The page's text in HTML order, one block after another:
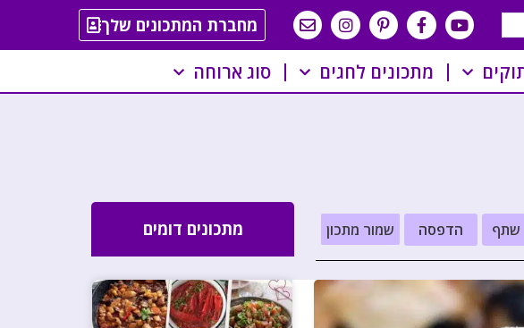
מחברת המתכונים שלך
מתכונים לחגים סוג ארוחה
שתף הדפסה שמור מתכון מתכונים דומים